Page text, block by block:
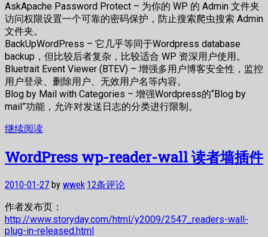
AskApache Password Protect – 为你的 WP 的 Admin 文件夹
访问权限设置一个可靠的密码保护，防止搜索爬虫搜索 Admin
文件夹。
BackUpWordPress – 它几乎等同于Wordpress database
backup，但比较后者复杂，比较适合 WP 资深用户使用。
Bluetrait Event Viewer (BTEV) – 增强多用户博客安全性，监控
用户登录、删除用户、无效用户名等内容。
Blog by Mail with Categories – 增强Wordpress的“Blog by
mail”功能，允许对发送日志的分类进行限制。
继续阅读
WordPress wp-reader-wall 读者墙插件
2010-01-27 by wwek·12条评论
作者发布页：
http://www.storyday.com/html/y2009/2547_readers-wall-
plug-in-released.html